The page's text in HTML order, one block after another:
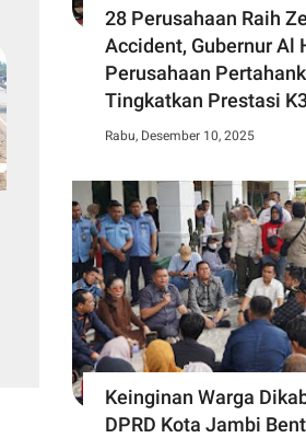
28 Perusahaan Raih
Accident, Gubernur Al
Perusahaan
Tingkatkan Prestasi
Rabu, Desember 10, 2025
Keinginan Warga
DPRD Kota Jambi